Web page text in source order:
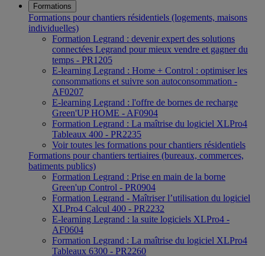
Formations
Formations pour chantiers résidentiels (logements, maisons
individuelles)
Formation Legrand : devenir expert des solutions
connectées Legrand pour mieux vendre et gagner du
temps - PR1205
E-learning Legrand : Home + Control : optimiser les
consommations et suivre son autoconsommation -
AF0207
E-learning Legrand : l'offre de bornes de recharge
Green'UP HOME - AF0904
Formation Legrand : La maîtrise du logiciel XLPro4
Tableaux 400 - PR2235
Voir toutes les formations pour chantiers résidentiels
Formations pour chantiers tertiaires (bureaux, commerces,
batiments publics)
Formation Legrand : Prise en main de la borne
Green'up Control - PR0904
Formation Legrand - Maîtriser l’utilisation du logiciel
XLPro4 Calcul 400 - PR2232
E-learning Legrand : la suite logiciels XLPro4 -
AF0604
Formation Legrand : La maîtrise du logiciel XLPro4
Tableaux 6300 - PR2260